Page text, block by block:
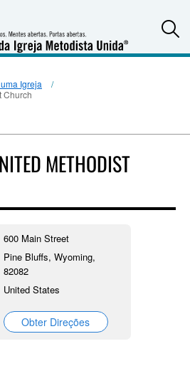
Igreja
Church
METHODIST
600 Main Street
Pine Bluffs, Wyoming,
82082
United States
Obter Direções